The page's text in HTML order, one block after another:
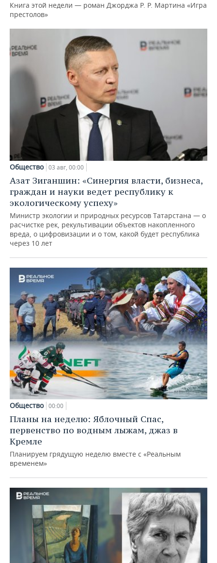
Книга этой недели — роман Джорджа Р. Р. Мартина «Игра
престолов»
Общество 03 авг, 00:00
Азат Зиганшин: «Синергия власти, бизнеса,
граждан и науки ведет республику к
экологическому успеху»
Министр экологии и природных ресурсов Татарстана — о
расчистке рек, рекультивации объектов накопленного
вреда, о цифровизации и о том, какой будет республика
через 10 лет
Общество 00:00
Планы на неделю: Яблочный Спас,
первенство по водным лыжам, джаз в
Кремле
Планируем грядущую неделю вместе с «Реальным
временем»